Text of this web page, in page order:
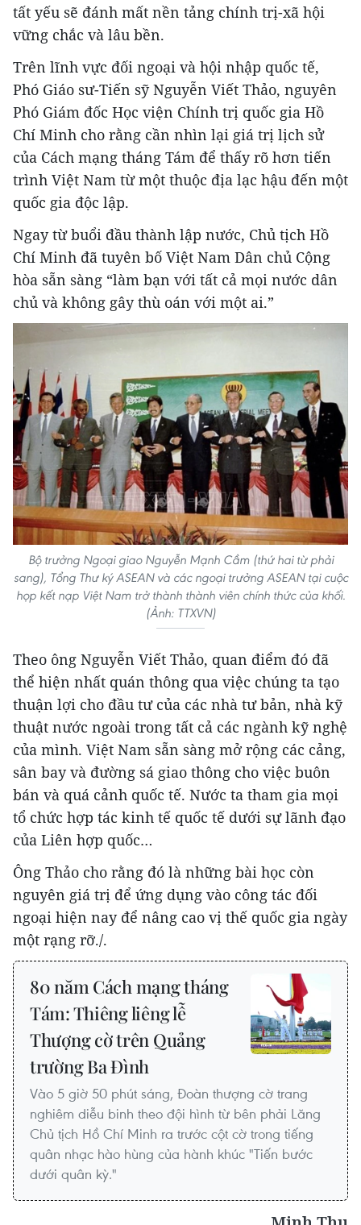
tất yếu sẽ đánh mất nền tảng chính trị-xã hội
vững chắc và lâu bền.
Trên lĩnh vực đối ngoại và hội nhập quốc tế,
Phó Giáo sư-Tiến sỹ Nguyễn Viết Thảo, nguyên
Phó Giám đốc Học viện Chính trị quốc gia Hồ
Chí Minh cho rằng cần nhìn lại giá trị lịch sử
của Cách mạng tháng Tám để thấy rõ hơn tiến
trình Việt Nam từ một thuộc địa lạc hậu đến một
quốc gia độc lập.
Ngay từ buổi đầu thành lập nước, Chủ tịch Hồ
Chí Minh đã tuyên bố Việt Nam Dân chủ Cộng
hòa sẵn sàng “làm bạn với tất cả mọi nước dân
chủ và không gây thù oán với một ai.”
Bộ trưởng Ngoại giao Nguyễn Mạnh Cầm (thứ hai từ phải
sang), Tổng Thư ký ASEAN và các ngoại trưởng ASEAN tại cuộc
họp kết nạp Việt Nam trở thành thành viên chính thức của khối.
(Ảnh: TTXVN)
Theo ông Nguyễn Viết Thảo, quan điểm đó đã
thể hiện nhất quán thông qua việc chúng ta tạo
thuận lợi cho đầu tư của các nhà tư bản, nhà kỹ
thuật nước ngoài trong tất cả các ngành kỹ nghệ
của mình. Việt Nam sẵn sàng mở rộng các cảng,
sân bay và đường sá giao thông cho việc buôn
bán và quá cảnh quốc tế. Nước ta tham gia mọi
tổ chức hợp tác kinh tế quốc tế dưới sự lãnh đạo
của Liên hợp quốc…
Ông Thảo cho rằng đó là những bài học còn
nguyên giá trị để ứng dụng vào công tác đối
ngoại hiện nay để nâng cao vị thế quốc gia ngày
một rạng rỡ./.
80 năm Cách mạng tháng
Tám: Thiêng liêng lễ
Thượng cờ trên Quảng
trường Ba Đình
Vào 5 giờ 50 phút sáng, Đoàn thượng cờ trang
nghiêm diễu binh theo đội hình từ bên phải Lăng
Chủ tịch Hồ Chí Minh ra trước cột cờ trong tiếng
quân nhạc hào hùng của hành khúc "Tiến bước
dưới quân kỳ."